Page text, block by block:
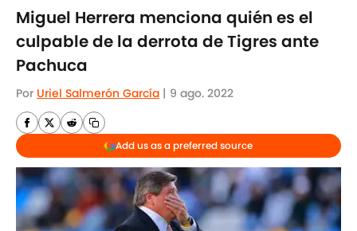
Miguel Herrera menciona quién es el
culpable de la derrota de Tigres ante
Pachuca
Por Uriel Salmerón García | 9 ago. 2022
Add us as a preferred source